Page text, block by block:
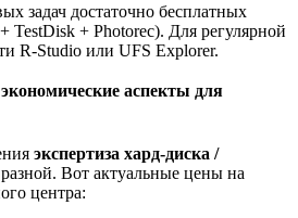
задач достаточно бесплатных
TestDisk + Photorec). Для регулярной
R-Studio или UFS Explorer.
аспекты для
экспертиза хард-диска /
Вот актуальные цены на
центра: